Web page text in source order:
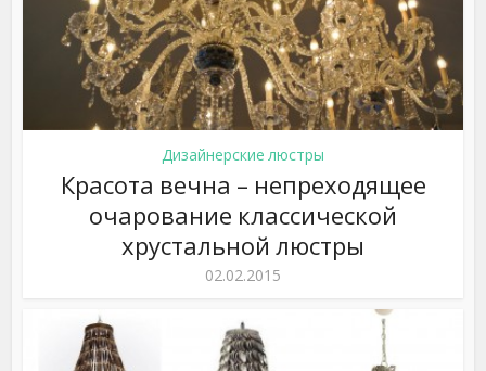
Дизайнерские люстры
Красота вечна – непреходящее
очарование классической
хрустальной люстры
02.02.2015